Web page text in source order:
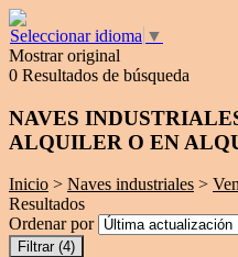
Seleccionar idioma ▼
Mostrar original
0 Resultados de búsqueda
NAVES
ALQUILER O EN
Inicio > Naves industriales >
Resultados
Ordenar por
Filtrar (4)